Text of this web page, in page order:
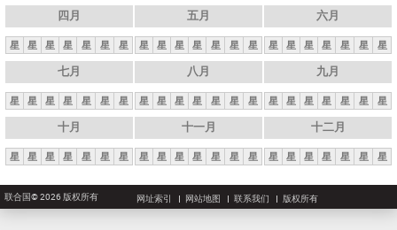
四月
星 星 星 星 星 星 星
五月
星 星 星 星 星 星 星
六月
星 星 星 星 星 星 星
七月
星 星 星 星 星 星 星
八月
星 星 星 星 星 星 星
九月
星 星 星 星 星 星 星
十月
星 星 星 星 星 星 星
十一月
星 星 星 星 星 星 星
十二月
星 星 星 星 星 星 星
联合国© 2026 版权所有 网址索引 网站地图 联系我们 版权所有